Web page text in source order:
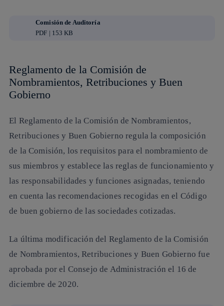
Comisión de Auditoría
PDF | 153 KB
Reglamento de la Comisión de
Nombramientos, Retribuciones y Buen
Gobierno
El Reglamento de la Comisión de Nombramientos,
Retribuciones y Buen Gobierno regula la composición
de la Comisión, los requisitos para el nombramiento de
sus miembros y establece las reglas de funcionamiento y
las responsabilidades y funciones asignadas, teniendo
en cuenta las recomendaciones recogidas en el Código
de buen gobierno de las sociedades cotizadas.
La última modificación del Reglamento de la Comisión
de Nombramientos, Retribuciones y Buen Gobierno fue
aprobada por el Consejo de Administración el 16 de
diciembre de 2020.